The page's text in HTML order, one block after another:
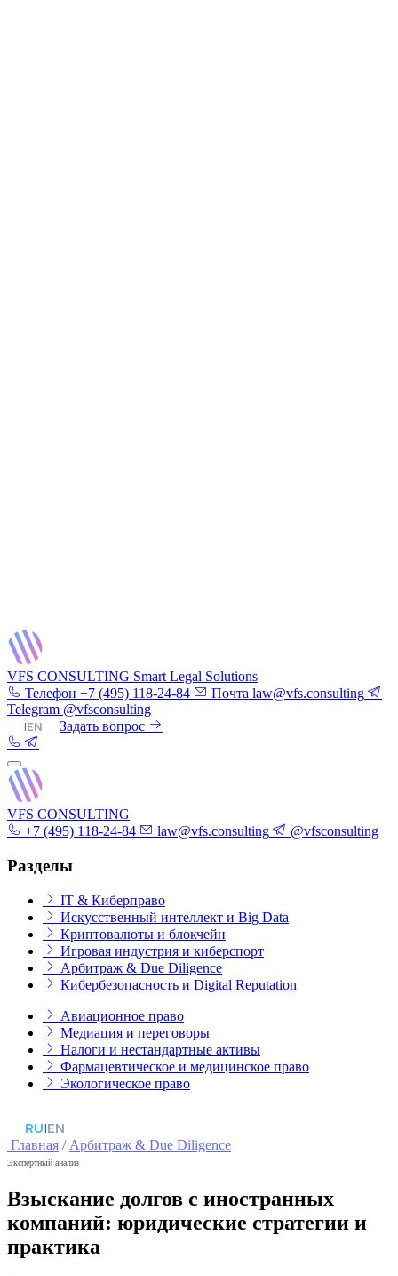
VFS CONSULTING Smart Legal Solutions
Телефон +7 (495) 118-24-84 Почта law@vfs.consulting
Telegram @vfsconsulting
|EN Задать вопрос
VFS CONSULTING
+7 (495) 118-24-84
law@vfs.consulting @vfsconsulting
Разделы
IT & Киберправо
Искусственный интеллект и Big Data
Криптовалюты и блокчейн
Игровая индустрия и киберспорт
Арбитраж & Due Diligence
Кибербезопасность и Digital Reputation
Авиационное право
Медиация и переговоры
Налоги и нестандартные активы
Фармацевтическое и медицинское право
Экологическое право
RU|EN
Главная /Арбитраж & Due Diligence
Экспертный анализ
Взыскание долгов с иностранных
компаний: юридические стратегии и
практика